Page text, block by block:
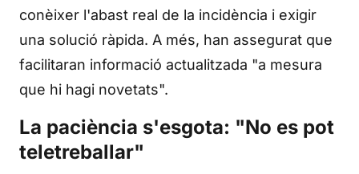
conèixer l'abast real de la incidència i exigir
una solució ràpida. A més, han assegurat que
facilitaran informació actualitzada "a mesura
que hi hagi novetats".
La paciència s'esgota: "No es pot
teletreballar"